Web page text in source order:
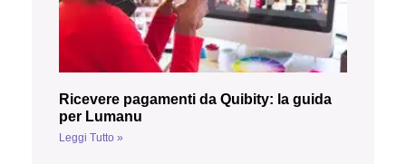
Ricevere pagamenti da Quibity: la guida
per Lumanu
Leggi Tutto »